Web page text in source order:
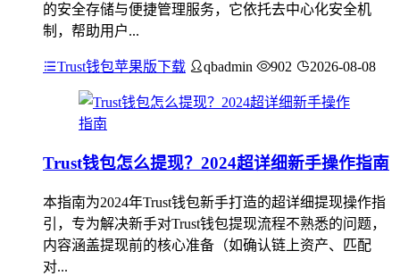
的安全存储与便捷管理服务，它依托去中心化安全机
制，帮助用户...
Trust钱包苹果版下载 qbadmin 902 2026-08-08
Trust钱包怎么提现？2024超详细新手操作指南
本指南为2024年Trust钱包新手打造的超详细提现操作指
引，专为解决新手对Trust钱包提现流程不熟悉的问题，
内容涵盖提现前的核心准备（如确认链上资产、匹配
对...